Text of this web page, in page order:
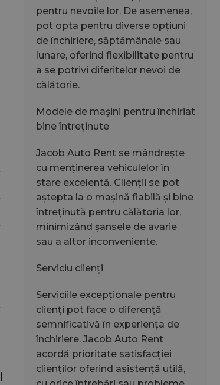
pentru nevoile lor. De asemenea,
pot opta pentru diverse opțiuni
de închiriere, săptămânale sau
lunare, oferind flexibilitate pentru
a se potrivi diferitelor nevoi de
călătorie.
Modele de mașini pentru închiriat
bine întreținute
Jacob Auto Rent se mândrește
cu menținerea vehiculelor în
stare excelentă. Clienții se pot
aștepta la o mașină fiabilă și bine
întreținută pentru călătoria lor,
minimizând șansele de avarie
sau a altor inconveniente.
Serviciu clienți
Serviciile excepționale pentru
clienți pot face o diferență
semnificativă în experiența de
închiriere. Jacob Auto Rent
acordă prioritate satisfacției
clienților oferind asistență utilă,